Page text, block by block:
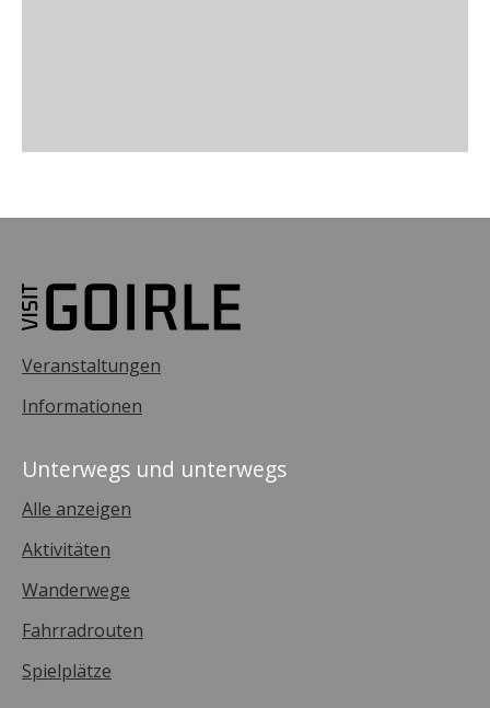
Veranstaltungen
Informationen
Unterwegs und unterwegs
Alle anzeigen
Aktivitäten
Wanderwege
Fahrradrouten
Spielplätze